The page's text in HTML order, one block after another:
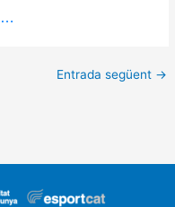
Entrada següent →